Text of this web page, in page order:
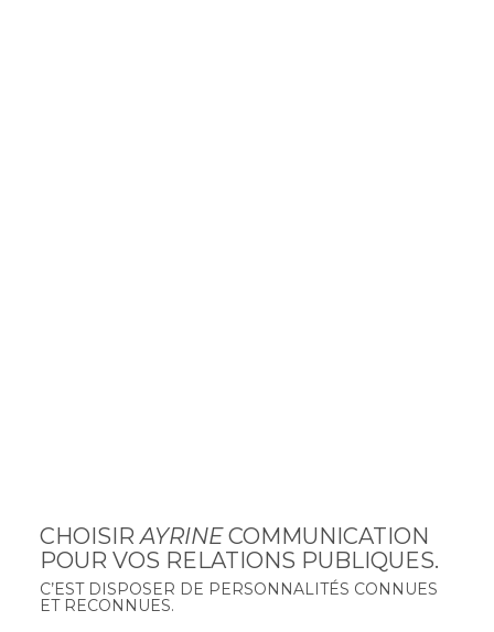
CHOISIRAYRINECOMMUNICATION
POUR VOS RELATIONS PUBLIQUES.
C’EST DISPOSER DE PERSONNALITÉS CONNUES
ET RECONNUES.